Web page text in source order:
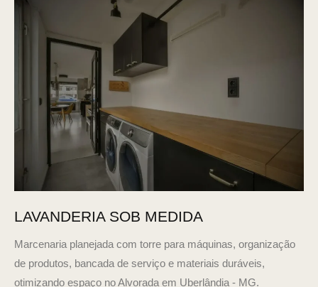
LAVANDERIA SOB MEDIDA
Marcenaria planejada com torre para máquinas, organização
de produtos, bancada de serviço e materiais duráveis,
otimizando espaço no Alvorada em Uberlândia - MG.